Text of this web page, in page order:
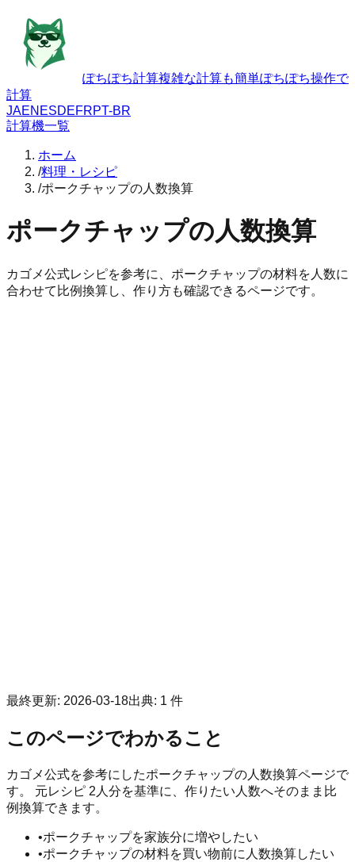
ぽちぽち計算複雑な計算も簡単ぽちぽち操作で
計算
JAEN ESDEFRPT-BR
計算機一覧
ホーム
/料理・レシピ
/ポークチャップの人数換算
ポークチャップの人数換算
カゴメ公式レシピを参考に、ポークチャップの材料を人数に
合わせて比例換算し、作り方も確認できるページです。
最終更新: 2026-03-18出典: 1 件
このページでわかること
カゴメ公式を参考にしたポークチャップの人数換算ページで
す。 元レシピ 2人分を基準に、作りたい人数へそのまま比
例換算できます。
•ポークチャップを家族分に増やしたい
•ポークチャップの材料を買い物前に人数換算したい